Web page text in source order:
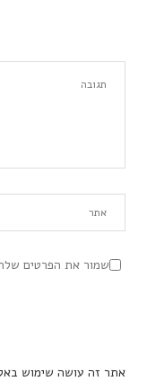
שמור את הפרטים
אתר זה עושה שימוש